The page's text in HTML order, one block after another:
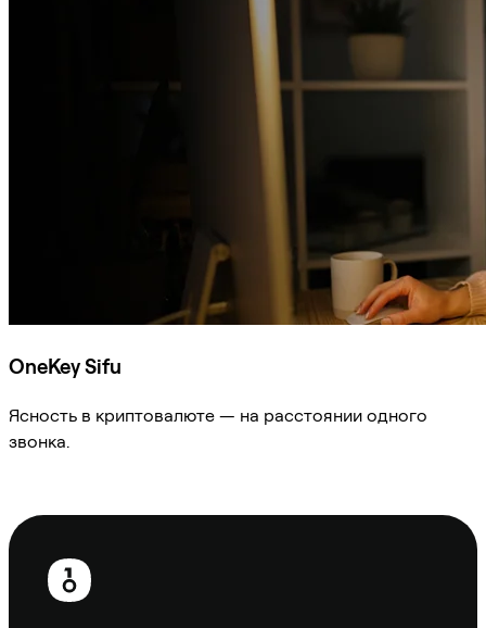
OneKey Sifu
Ясность в криптовалюте — на расстоянии одного
звонка.
Нижний
колонтитул